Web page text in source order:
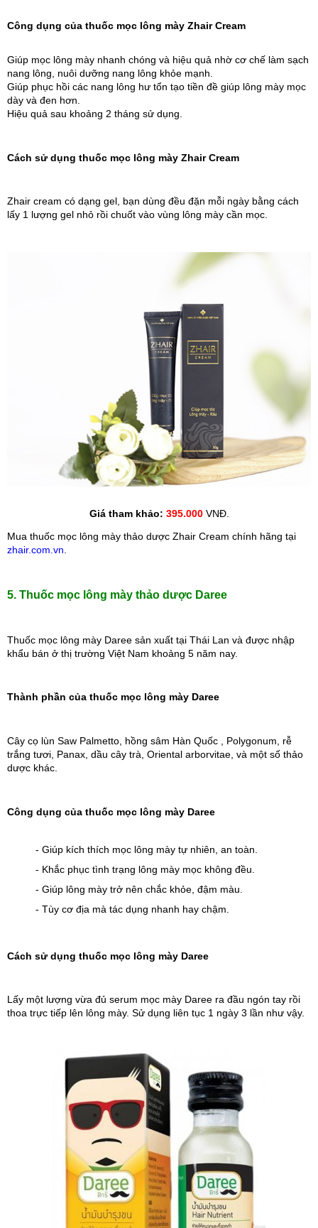
Công dụng của thuốc mọc lông mày Zhair Cream
Giúp mọc lông mày nhanh chóng và hiệu quả nhờ cơ chế làm sạch
nang lông, nuôi dưỡng nang lông khỏe mạnh.
Giúp phục hồi các nang lông hư tổn tạo tiền đề giúp lông mày mọc
dày và đen hơn.
Hiệu quả sau khoảng 2 tháng sử dụng.
Cách sử dụng thuốc mọc lông mày Zhair Cream
Zhair cream có dạng gel, bạn dùng đều đặn mỗi ngày bằng cách
lấy 1 lượng gel nhỏ rồi chuốt vào vùng lông mày cần mọc.
Giá tham khảo: 395.000 VNĐ.
zhair.com.vn.
5. Thuốc mọc lông mày thảo dược Daree
Thuốc mọc lông mày Daree sản xuất tại Thái Lan và được nhập
khẩu bán ở thị trường Việt Nam khoảng 5 năm nay.
Thành phần của thuốc mọc lông mày Daree
Cây cọ lùn Saw Palmetto, hồng sâm Hàn Quốc , Polygonum, rễ
trắng tươi, Panax, dầu cây trà, Oriental arborvitae, và một số thảo
dược khác.
Công dụng của thuốc mọc lông mày Daree
- Giúp kích thích mọc lông mày tự nhiên, an toàn.
- Khắc phục tình trạng lông mày mọc không đều.
- Giúp lông mày trở nên chắc khỏe, đậm màu.
- Tùy cơ địa mà tác dụng nhanh hay chậm.
Cách sử dụng thuốc mọc lông mày Daree
Lấy một lượng vừa đủ serum mọc mày Daree ra đầu ngón tay rồi
thoa trực tiếp lên lông mày. Sử dụng liên tục 1 ngày 3 lần như vậy.